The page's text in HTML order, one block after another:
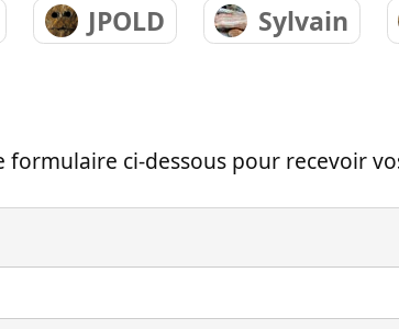
JPOLD Sylvain
ci-dessous pour recevoir